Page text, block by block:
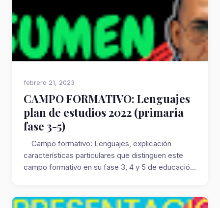
febrero 21, 2023
CAMPO FORMATIVO: Lenguajes
plan de estudios 2022 (primaria
fase 3-5)
Campo formativo: Lenguajes, explicación
características particulares que distinguen este
campo formativo en su fase 3, 4 y 5 de educació...